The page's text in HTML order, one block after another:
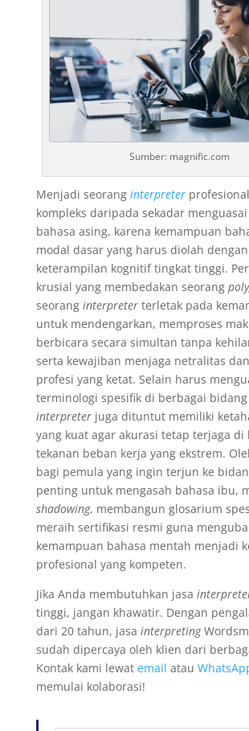
Sumber: magnific.com
Menjadi seorang interpreter
kompleks daripada sekadar
bahasa asing, karena kemampuan
modal dasar yang harus diolah
keterampilan kognitif tingkat tinggi.
krusial yang membedakan seorang
seorang interpreterterletak pada
untuk mendengarkan, memproses
berbicara secara simultan tanpa
serta kewajiban menjaga netralitas
profesi yang ketat. Selain harus
terminologi spesifik di berbagai
interpreter juga dituntut memiliki
yang kuat agar akurasi tetap terjaga di
tekanan beban kerja yang ekstrem.
bagi pemula yang ingin terjun ke
penting untuk mengasah bahasa ibu,
shadowing, membangun glosarium
meraih sertifikasi resmi guna
kemampuan bahasa mentah menjadi
profesional yang kompeten.
Jika Anda membutuhkan jasa
tinggi, jangan khawatir. Dengan
dari 20 tahun, jasa interpreting
sudah dipercaya oleh klien dari
Kontak kami lewat email atau
memulai kolaborasi!